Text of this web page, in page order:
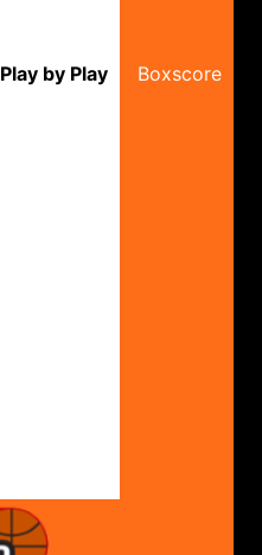
Boxscore
Play by Play